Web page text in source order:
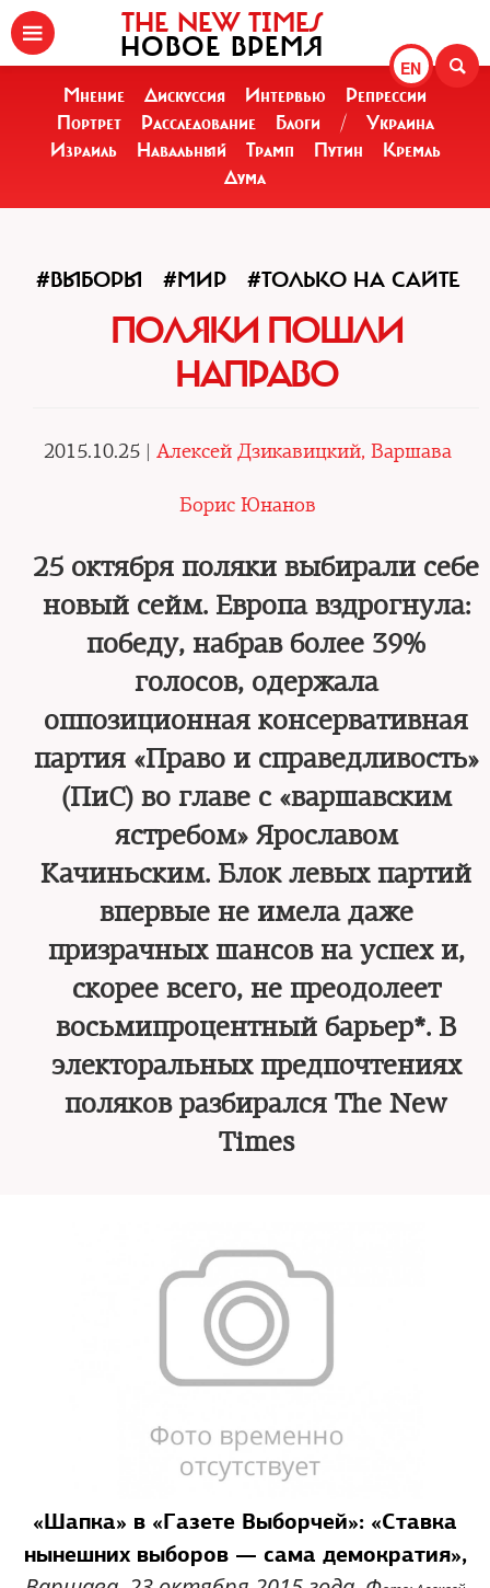
EN
THE NEW TIMES
НОВОЕ ВРЕМЯ
Мнение Дискуссия Интервью
Репрессии
Портрет
Расследование Блоги /
Украина
Израиль
Навальный Трамп Путин
Кремль
Дума
#ВЫБОРЫ #МИР #ТОЛЬКО НА САЙТЕ
ПОЛЯКИ ПОШЛИ
НАПРАВО
2015.10.25 | Алексей Дзикавицкий, Варшава
Борис Юнанов
25 октября поляки выбирали себе
новый сейм. Европа вздрогнула:
победу, набрав более 39%
голосов, одержала
оппозиционная консервативная
партия «Право и справедливость»
(ПиС) во главе с «варшавским
ястребом» Ярославом
Качиньским. Блок левых партий
впервые не имела даже
призрачных шансов на успех и,
скорее всего, не преодолеет
восьмипроцентный барьер*. В
электоральных предпочтениях
поляков разбирался The New
Times
«Шапка» в «Газете Выборчей»: «Ставка
нынешних выборов — сама демократия»,